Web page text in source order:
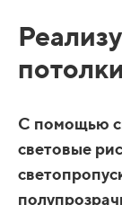
С помощью
световые